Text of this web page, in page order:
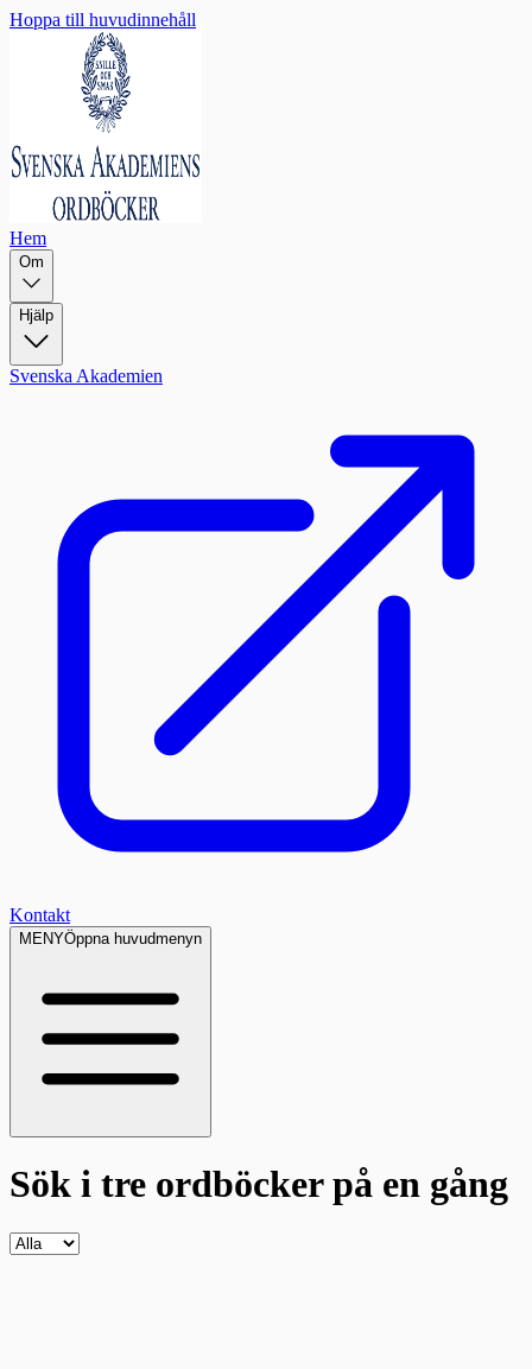
Hoppa till huvudinnehåll
Hem
Om
Hjälp
Svenska Akademien
Kontakt
MENYÖppna huvudmenyn
Sök i tre ordböckerpå en gång